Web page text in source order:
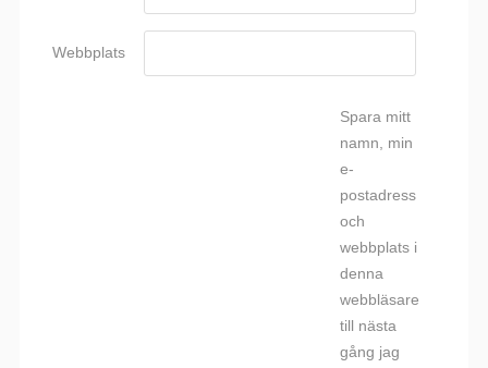
Webbplats
Spara mitt
namn, min
e-
postadress
och
webbplats i
denna
webbläsare
till nästa
gång jag